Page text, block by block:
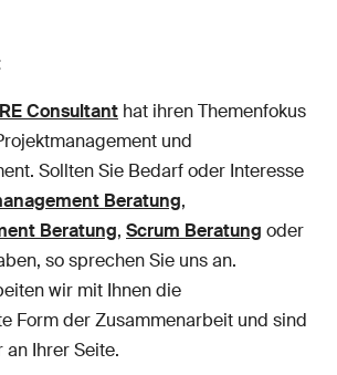
Consultant hat ihren Themenfokus
und
Sollten Sie Bedarf oder Interesse
Beratung,
Beratung, Scrum Beratung oder
so sprechen Sie uns an.
wir mit Ihnen die
Form der Zusammenarbeit und sind
an Ihrer Seite.